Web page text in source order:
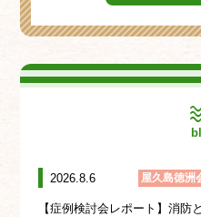
2026.8.6 屋久島徳洲
【症例検討会レポート】消